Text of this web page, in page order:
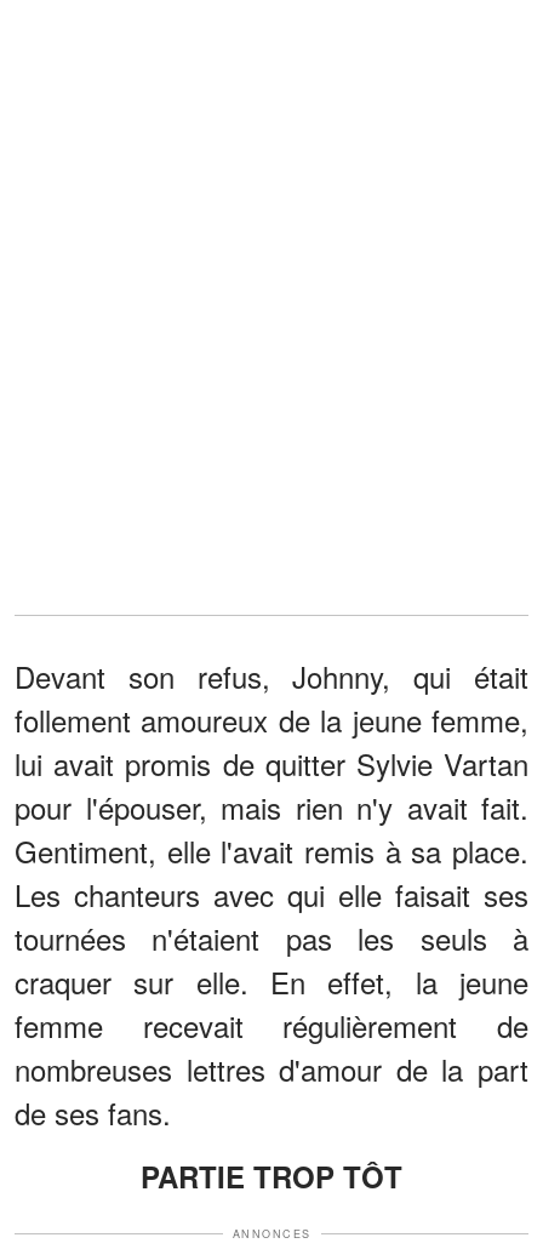
Devant son refus, Johnny, qui était
follement amoureux de la jeune femme,
lui avait promis de quitter Sylvie Vartan
pour l'épouser, mais rien n'y avait fait.
Gentiment, elle l'avait remis à sa place.
Les chanteurs avec qui elle faisait ses
tournées n'étaient pas les seuls à
craquer sur elle. En effet, la jeune
femme recevait régulièrement de
nombreuses lettres d'amour de la part
de ses fans.
PARTIE TROP TÔT
ANNONCES